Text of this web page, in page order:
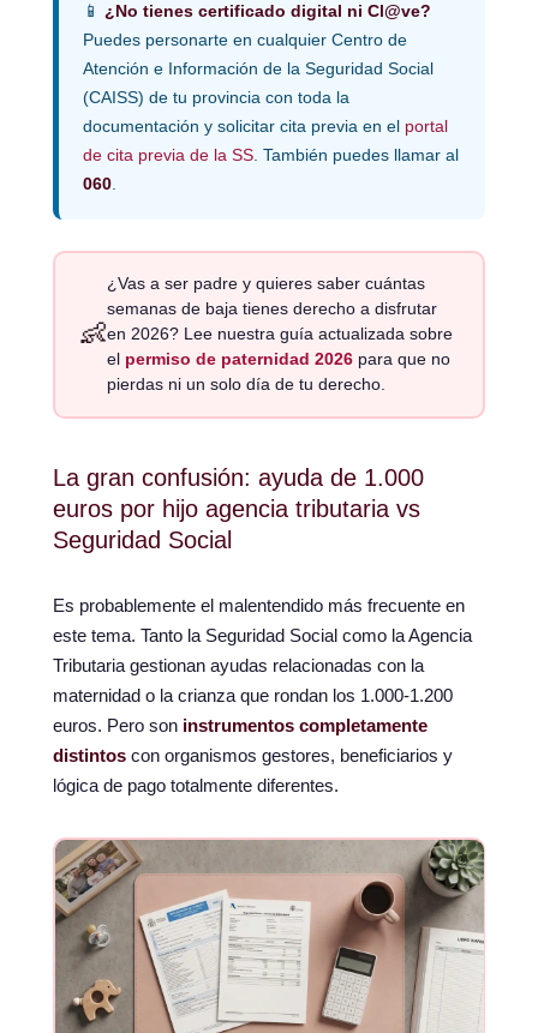
📱 ¿No tienes certificado digital ni Cl@ve?
Puedes personarte en cualquier Centro de
Atención e Información de la Seguridad Social
(CAISS) de tu provincia con toda la
documentación y solicitar cita previa en el portal
de cita previa de la SS . También puedes llamar al
060
👶
¿Vas a ser padre y quieres saber cuántas
semanas de baja tienes derecho a disfrutar
en 2026? Lee nuestra guía actualizada sobre
el permiso de paternidad 2026para que no
pierdas ni un solo día de tu derecho.
La gran confusión: ayuda de 1.000
euros por hijo agencia tributaria vs
Seguridad Social
Es probablemente el malentendido más frecuente en
este tema. Tanto la Seguridad Social como la Agencia
Tributaria gestionan ayudas relacionadas con la
maternidad o la crianza que rondan los 1.000-1.200
euros. Pero son instrumentos completamente
distintos con organismos gestores, beneficiarios y
lógica de pago totalmente diferentes.